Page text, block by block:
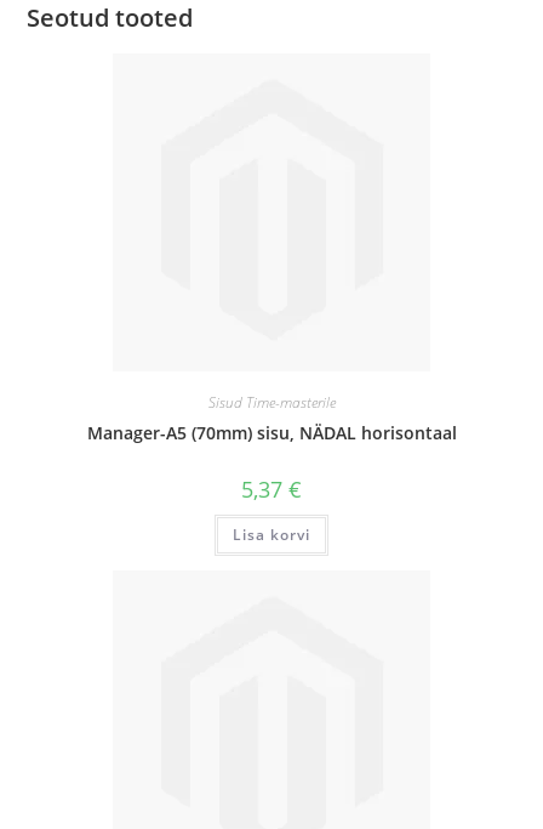
Seotud tooted
Sisud Time-masterile
Manager-A5 (70mm) sisu, NÄDAL horisontaal
5,37 €
Lisa korvi